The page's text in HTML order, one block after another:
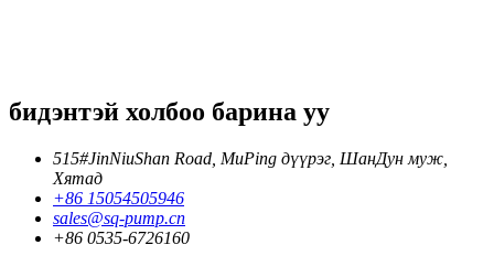
бидэнтэй холбоо барина уу
515#JinNiuShan Road, MuPing дүүрэг, ШанДун муж,
Хятад
+86 15054505946
sales@sq-pump.cn
+86 0535-6726160